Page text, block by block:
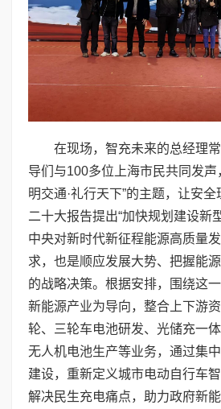
在现场，智充未来的总经理
导们与100多位上海市民共同发声
明交通·礼行天下”的主题，让安
二十大报告提出“加快规划建设新
中央对新时代新征程能源高质量
求，也是顺应发展大势、把握能
的战略决策。根据安排，围绕这
新能源产业为导向，整合上下游
轮、三轮车电池研发、光储充一
无人机电池生产等业务，通过集
建设，重新定义城市电动自行车
解决民生充电痛点，助力政府新能